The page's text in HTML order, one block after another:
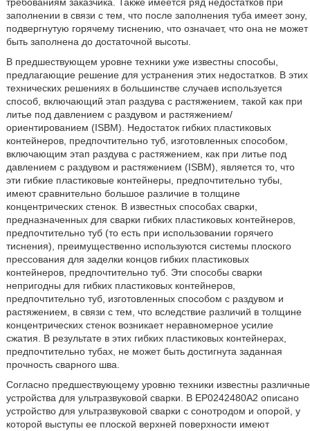
заполнении в связи с тем, что после заполнения туба имеет зону,
подвергнутую горячему тиснению, что означает, что она не может
быть заполнена до достаточной высоты.
В предшествующем уровне техники уже известны способы,
предлагающие решение для устранения этих недостатков. В этих
технических решениях в большинстве случаев используется
способ, включающий этап раздува с растяжением, такой как при
литье под давлением с раздувом и растяжением/
ориентированием (ISBM). Недостаток гибких пластиковых
контейнеров, предпочтительно туб, изготовленных способом,
включающим этап раздува с растяжением, как при литье под
давлением с раздувом и растяжением (ISBM), является то, что
эти гибкие пластиковые контейнеры, предпочтительно тубы,
имеют сравнительно большое различие в толщине
концентрических стенок. В известных способах сварки,
предназначенных для сварки гибких пластиковых контейнеров,
предпочтительно туб (то есть при использовании горячего
тиснения), преимущественно используются системы плоского
прессования для заделки концов гибких пластиковых
контейнеров, предпочтительно туб. Эти способы сварки
непригодны для гибких пластиковых контейнеров,
предпочтительно туб, изготовленных способом с раздувом и
растяжением, в связи с тем, что вследствие различий в толщине
концентрических стенок возникает неравномерное усилие
сжатия. В результате в этих гибких пластиковых контейнерах,
предпочтительно тубах, не может быть достигнута заданная
прочность сварного шва.
Согласно предшествующему уровню техники известны различные
устройства для ультразвуковой сварки. В ЕР0242480А2 описано
устройство для ультразвуковой сварки с сонотродом и опорой, у
которой выступы ее плоской верхней поверхности имеют